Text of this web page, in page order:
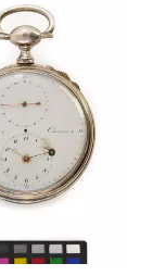
Album